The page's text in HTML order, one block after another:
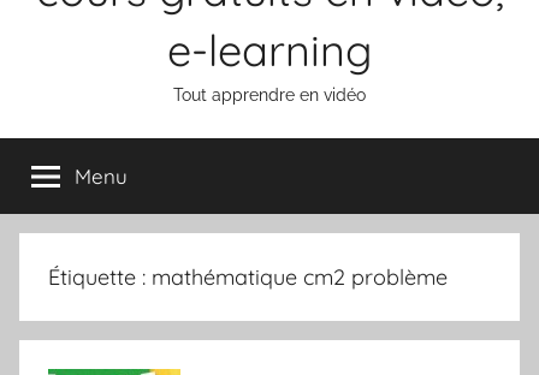
e-learning
Tout apprendre en vidéo
Menu
Étiquette : mathématique cm2 problème